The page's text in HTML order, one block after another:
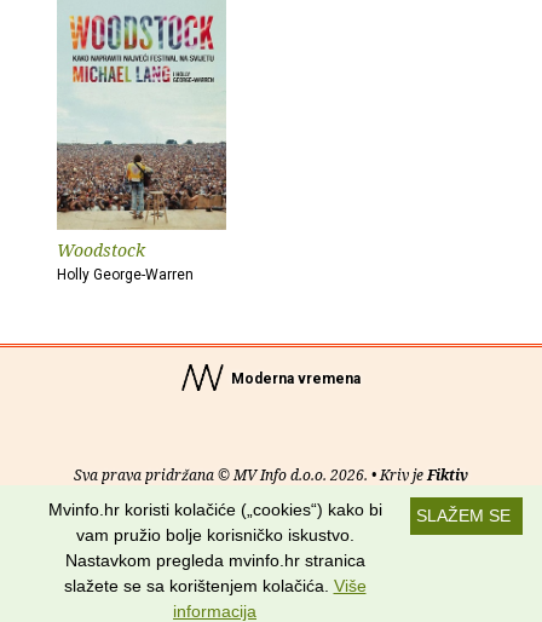
Woodstock
Holly George-Warren
Moderna vremena
Sva prava pridržana © MV Info d.o.o. 2026. • Kriv jeFiktiv
Uvjeti korištenja RSS kanali
Potraži nas na:
SLAŽEM SE
Mvinfo.hr koristi kolačiće („cookies“) kako bi
vam pružio bolje korisničko iskustvo.
Nastavkom pregleda mvinfo.hr stranica
slažete se sa korištenjem kolačića. Više
informacija